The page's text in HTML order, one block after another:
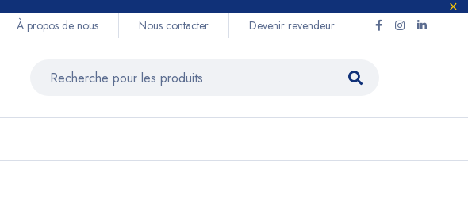
À propos de nous Nous contacter Devenir revendeur